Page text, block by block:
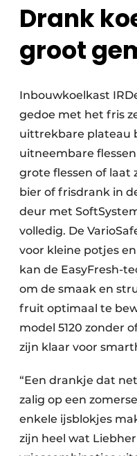
Drank
groot
Inbouwkoelkast
gedoe met het fris
uittrekbare plateau
uitneembare
grote flessen of laat
bier of frisdrank in
deur met
volledig. De
voor kleine potjes
kan de EasyFresh-
om de smaak en
fruit optimaal te
model 5120 zonder
zijn klaar voor
“Een drankje dat
zalig op een
enkele ijsblokjes
zijn heel wat